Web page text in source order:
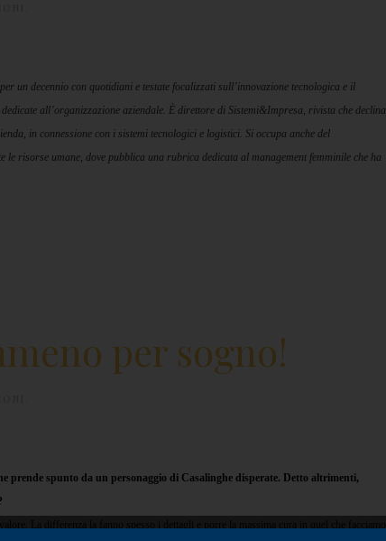
un decennio con quotidiani e testate focalizzati sull’innovazione tecnologica e il
all’organizzazione aziendale. È direttore di Sistemi&Impresa, rivista che declina
in connessione con i sistemi tecnologici e logistici. Si occupa anche del
risorse umane, dove pubblica una rubrica dedicata al management femminile che ha
per sogno!
prende spunto da un personaggio di Casalinghe disperate. Detto altrimenti,
La differenza la fanno spesso i dettagli e porre la massima cura in quel che facciamo